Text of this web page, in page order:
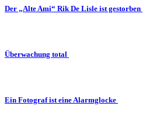
Der „Alte Ami“ Rik De Lisle ist gestorben
Überwachung total
Ein Fotograf ist eine Alarmglocke